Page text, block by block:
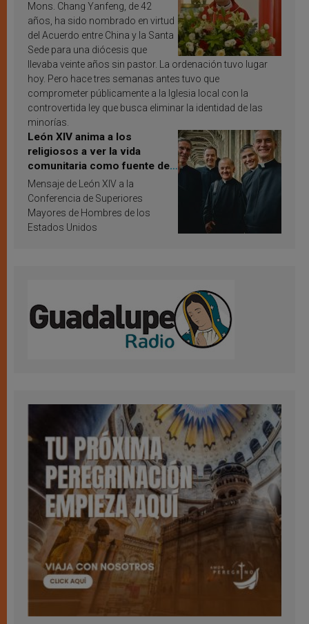
Mons. Chang Yanfeng, de 42
años, ha sido nombrado en virtud
del Acuerdo entre China y la Santa
Sede para una diócesis que
llevaba veinte años sin pastor. La ordenación tuvo lugar
hoy. Pero hace tres semanas antes tuvo que
comprometer públicamente a la Iglesia local con la
controvertida ley que busca eliminar la identidad de las
minorías.
León XIV anima a los
religiosos a ver la vida
comunitaria como fuente de
inspiración y santificación
Mensaje de León XIV a la
Conferencia de Superiores
Mayores de Hombres de los
Estados Unidos